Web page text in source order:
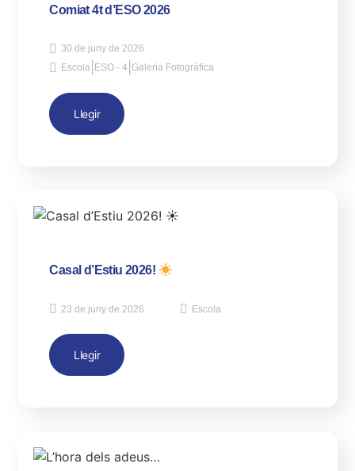
Comiat 4t d’ESO 2026
30 de juny de 2026
Escola ESO - 4 |Galeria Fotogràfica
Llegir
Casal d’Estiu 2026!
23 de juny de 2026 Escola
Llegir